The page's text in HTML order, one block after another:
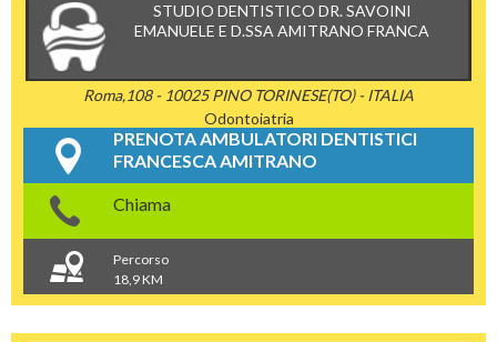
STUDIO DENTISTICO DR. SAVOINI
EMANUELE E D.SSA AMITRANO FRANCA
Roma,108 - 10025 PINO TORINESE(TO) - ITALIA
Odontoiatria
PRENOTA AMBULATORI DENTISTICI
FRANCESCA AMITRANO
Chiama
Percorso
18,9 KM